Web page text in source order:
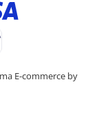
E-commerce by